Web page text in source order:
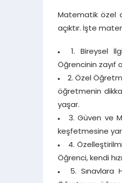
Matematik özel
açıktır. İşte
1. Bireysel
Öğrencinin zayıf
2. Özel
öğretmenin
yaşar.
3. Güven ve
keşfetmesine
4.
Öğrenci, kendi
5. Sınavlara